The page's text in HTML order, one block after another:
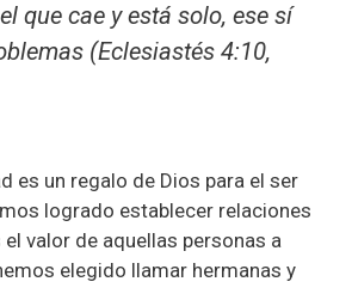
que cae y está solo, ese sí
(Eclesiastés 4:10,
es un regalo de Dios para el ser
logrado establecer relaciones
valor de aquellas personas a
elegido llamar hermanas y